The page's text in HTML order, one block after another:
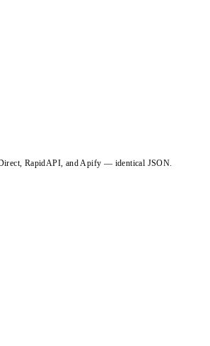
RapidAPI, and Apify — identical JSON.